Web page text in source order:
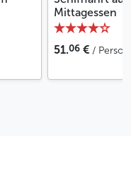
Mittagessen
51.06 € / Person